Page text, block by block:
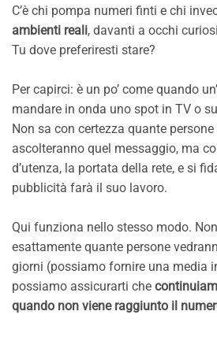
C’è chi pompa numeri finti e chi
ambienti reali, davanti a occhi
Tu dove preferiresti stare?
Per capirci: è un po’ come quando
mandare in onda uno spot in TV o
Non sa con certezza quante
ascolteranno quel messaggio, ma
d’utenza, la portata della rete, e si
pubblicità farà il suo lavoro.
Qui funziona nello stesso modo.
esattamente quante persone
giorni (possiamo fornire una media
possiamo assicurarti che
quando non viene raggiunto il